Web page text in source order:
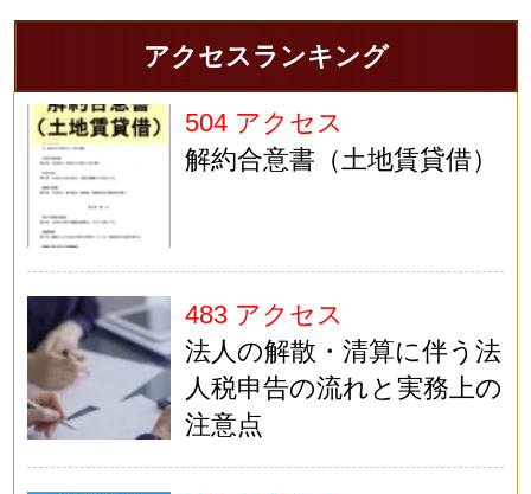
アクセスランキング
504 アクセス
解約合意書（土地賃貸借）
483 アクセス
法人の解散・清算に伴う法
人税申告の流れと実務上の
注意点